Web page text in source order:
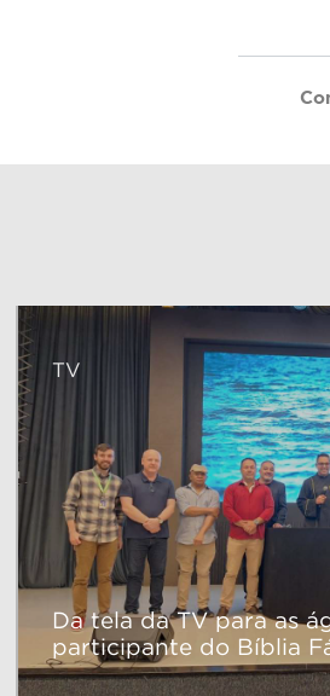
TV
Da tela da TV para as
participante do Bíblia
Pr. Felippe Amorim